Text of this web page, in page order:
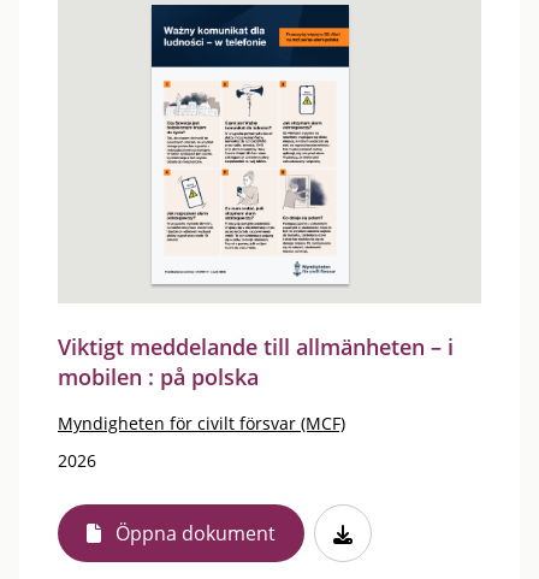
Viktigt meddelande till allmänheten – i
mobilen : på polska
Myndigheten för civilt försvar (MCF)
2026
Öppna dokument